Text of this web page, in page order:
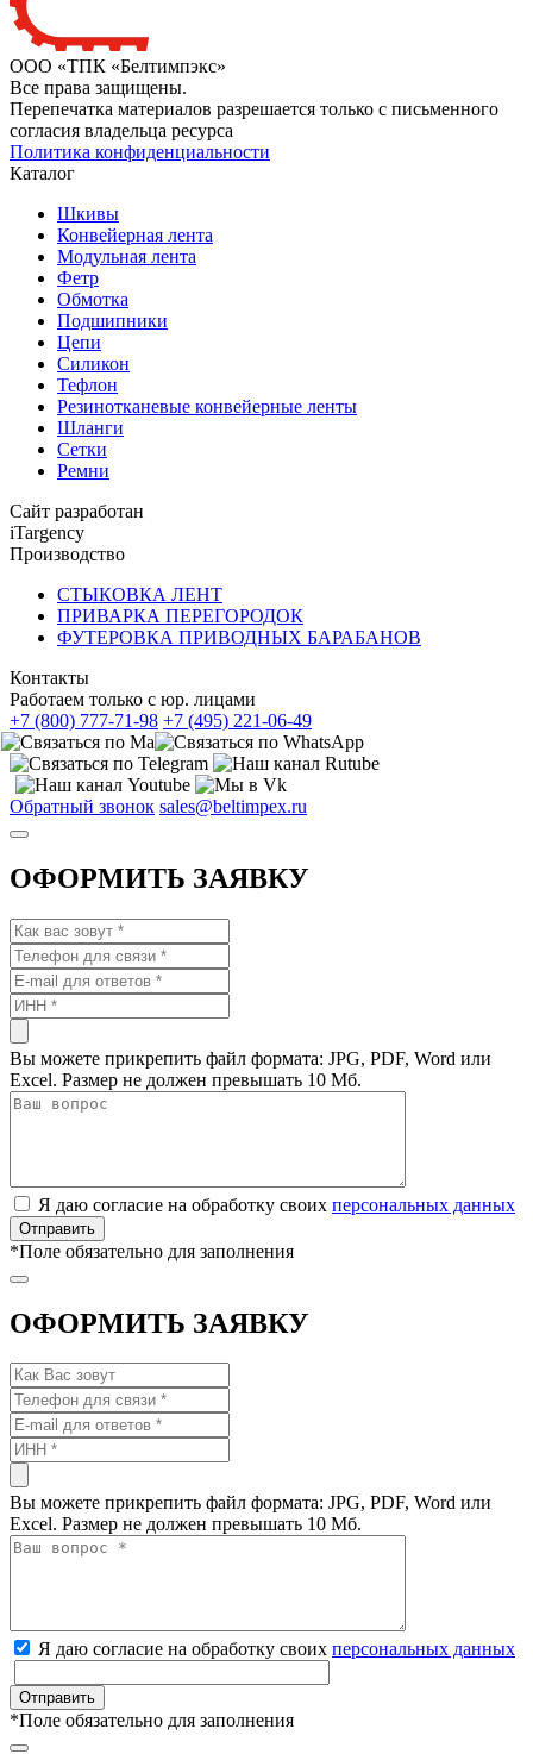
ООО «ТПК «Белтимпэкс»
Все права защищены.
Перепечатка материалов разрешается только с письменного
согласия владельца ресурса
Политика конфиденциальности
Каталог
Шкивы
Конвейерная лента
Модульная лента
Фетр
Обмотка
Подшипники
Цепи
Силикон
Тефлон
Резинотканевые конвейерные ленты
Шланги
Сетки
Ремни
Сайт разработан
iTargency
Производство
СТЫКОВКА ЛЕНТ
ПРИВАРКА ПЕРЕГОРОДОК
ФУТЕРОВКА ПРИВОДНЫХ БАРАБАНОВ
Контакты
Работаем только с юр. лицами
+7 (800) 777-71-98 +7 (495) 221-06-49
Обратный звонок sales@beltimpex.ru
ОФОРМИТЬ ЗАЯВКУ
Вы можете прикрепить файл формата: JPG, PDF, Word или
Excel. Размер не должен превышать 10 Мб.
Я даю согласие на обработку своих персональных данных
*Поле обязательно для заполнения
ОФОРМИТЬ ЗАЯВКУ
Вы можете прикрепить файл формата: JPG, PDF, Word или
Excel. Размер не должен превышать 10 Мб.
Я даю согласие на обработку своих персональных данных
*Поле обязательно для заполнения